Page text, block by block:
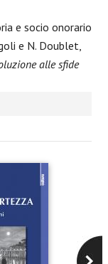
e socio onorario
e N. Doublet,
alle sfide